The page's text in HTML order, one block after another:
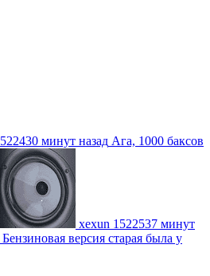
минут назад Ага, 1000 баксов
xexun 1522537 минут
версия старая была у